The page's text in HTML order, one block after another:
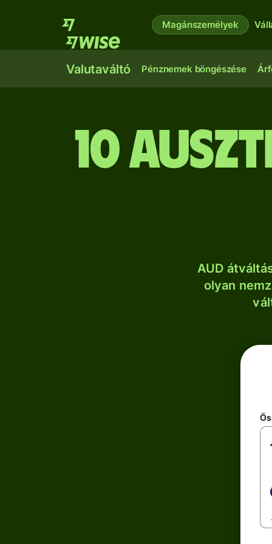
Magánszemélyek
Valutaváltó Pénznemek böngészése
10
AUD
olyan